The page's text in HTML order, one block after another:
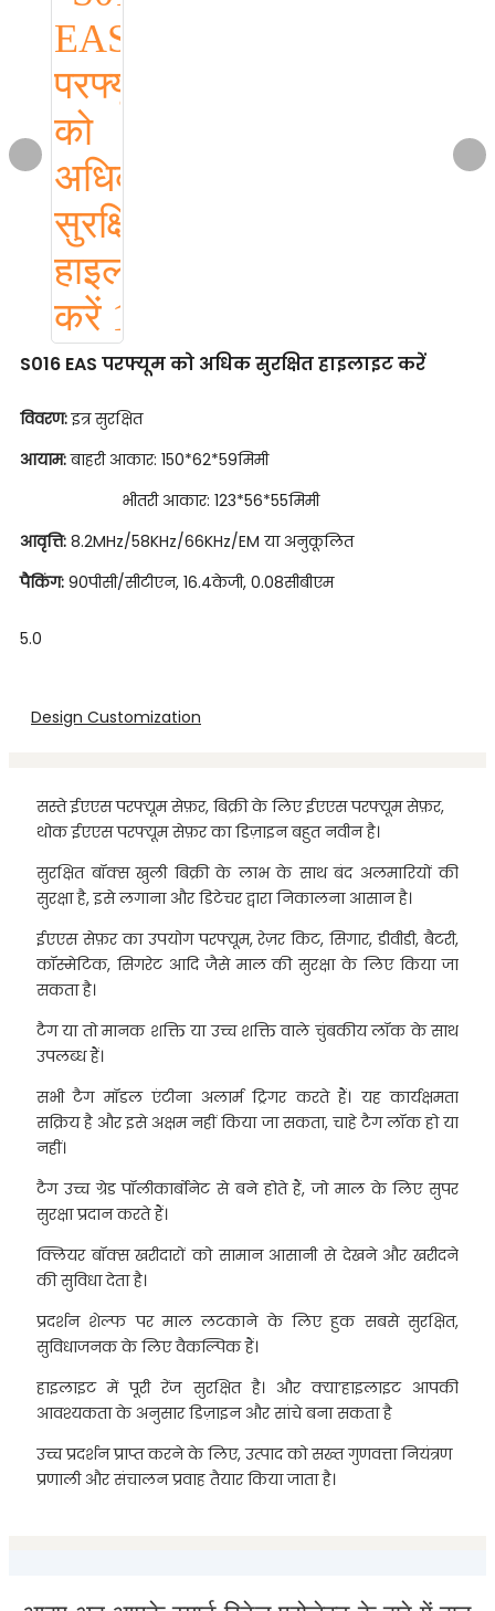
S016 EAS परफ्यूम को अधिक सुरक्षित हाइलाइट करें
विवरण:इत्र सुरक्षित
आयाम:बाहरी आकार: 150*62*59मिमी
भीतरी आकार: 123*56*55मिमी
आवृत्ति: 8.2MHz/58KHz/66KHz/EM या अनुकूलित
पैकिंग: 90पीसी/सीटीएन, 16.4केजी, 0.08सीबीएम
5.0
Design Customization
सस्ते ईएएस परफ्यूम सेफ़र, बिक्री के लिए ईएएस परफ्यूम सेफ़र,
थोक ईएएस परफ्यूम सेफ़र का डिज़ाइन बहुत नवीन है।
सुरक्षित बॉक्स खुली बिक्री के लाभ के साथ बंद अलमारियों की
सुरक्षा है, इसे लगाना और डिटेचर द्वारा निकालना आसान है।
ईएएस सेफ़र का उपयोग परफ्यूम, रेज़र किट, सिगार, डीवीडी, बैटरी,
कॉस्मेटिक, सिगरेट आदि जैसे माल की सुरक्षा के लिए किया जा
सकता है।
टैग या तो मानक शक्ति या उच्च शक्ति वाले चुंबकीय लॉक के साथ
उपलब्ध हैं।
सभी टैग मॉडल एंटीना अलार्म ट्रिगर करते हैं। यह कार्यक्षमता
सक्रिय है और इसे अक्षम नहीं किया जा सकता, चाहे टैग लॉक हो या
नहीं।
टैग उच्च ग्रेड पॉलीकार्बोनेट से बने होते हैं, जो माल के लिए सुपर
सुरक्षा प्रदान करते हैं।
क्लियर बॉक्स खरीदारों को सामान आसानी से देखने और खरीदने
की सुविधा देता है।
प्रदर्शन शेल्फ पर माल लटकाने के लिए हुक सबसे सुरक्षित,
सुविधाजनक के लिए वैकल्पिक हैं।
हाइलाइट में पूरी रेंज सुरक्षित है। और क्या’हाइलाइट आपकी
आवश्यकता के अनुसार डिज़ाइन और सांचे बना सकता है
उच्च प्रदर्शन प्राप्त करने के लिए, उत्पाद को सख्त गुणवत्ता नियंत्रण
प्रणाली और संचालन प्रवाह तैयार किया जाता है।